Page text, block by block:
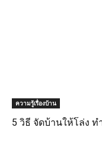
ความรู้เรื่องบ้าน
5 วิธี จัดบ้านให้โล่ง